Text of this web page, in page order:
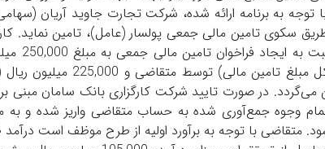
توجه به برنامه ارائه شده، شرکت تجارت جاوید آریان
طریق سکوی تامین مالی جمعی پولسار (عامل)، تامین نماید.
می‌گردد. در صورت تایید شرکت کارگزاری بانک سامان مبنی
وجوه جمع‌آوری شده به حساب متقاضی واریز شده و به